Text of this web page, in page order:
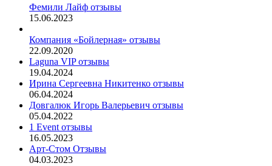
Фемили Лайф отзывы
15.06.2023
Компания «Бойлерная» отзывы
22.09.2020
Laguna VIP отзывы
19.04.2024
Ирина Сергеевна Никитенко отзывы
06.04.2024
Довгалюк Игорь Валерьевич отзывы
05.04.2022
1 Event отзывы
16.05.2023
Арт-Стом Отзывы
04.03.2023